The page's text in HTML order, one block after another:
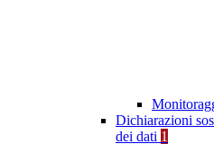
Dichiarazioni
dei dati 1